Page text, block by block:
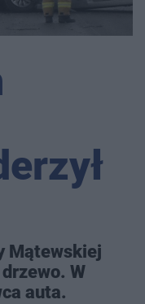
Mątewskiej
W
auta.